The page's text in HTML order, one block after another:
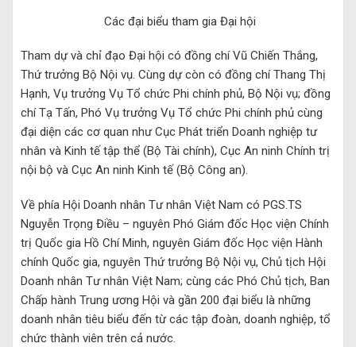
Các đại biểu tham gia Đại hội
Tham dự và chỉ đạo Đại hội có đồng chí Vũ Chiến Thắng,
Thứ trưởng Bộ Nội vụ. Cùng dự còn có đồng chí Thang Thị
Hạnh, Vụ trưởng Vụ Tổ chức Phi chính phủ, Bộ Nội vụ; đồng
chí Tạ Tấn, Phó Vụ trưởng Vụ Tổ chức Phi chính phủ cùng
đại diện các cơ quan như Cục Phát triển Doanh nghiệp tư
nhân và Kinh tế tập thể (Bộ Tài chính), Cục An ninh Chính trị
nội bộ và Cục An ninh Kinh tế (Bộ Công an).
Về phía Hội Doanh nhân Tư nhân Việt Nam có PGS.TS
Nguyễn Trọng Điều – nguyên Phó Giám đốc Học viện Chính
trị Quốc gia Hồ Chí Minh, nguyên Giám đốc Học viện Hành
chính Quốc gia, nguyên Thứ trưởng Bộ Nội vụ, Chủ tịch Hội
Doanh nhân Tư nhân Việt Nam; cùng các Phó Chủ tịch, Ban
Chấp hành Trung ương Hội và gần 200 đại biểu là những
doanh nhân tiêu biểu đến từ các tập đoàn, doanh nghiệp, tổ
chức thành viên trên cả nước.